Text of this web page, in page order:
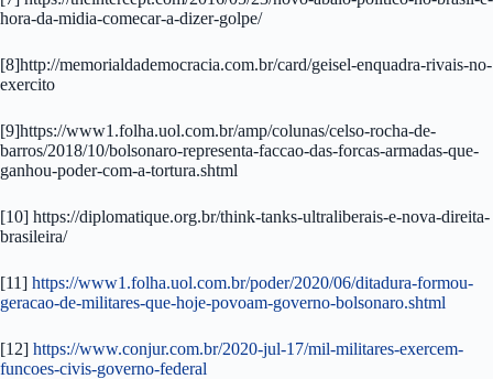
hora-da-midia-comecar-a-dizer-golpe/
[8]http://memorialdademocracia.com.br/card/geisel-enquadra-rivais-no-
exercito
[9]https://www1.folha.uol.com.br/amp/colunas/celso-rocha-de-
barros/2018/10/bolsonaro-representa-faccao-das-forcas-armadas-que-
ganhou-poder-com-a-tortura.shtml
[10] https://diplomatique.org.br/think-tanks-ultraliberais-e-nova-direita-
brasileira/
[11] https://www1.folha.uol.com.br/poder/2020/06/ditadura-formou-
geracao-de-militares-que-hoje-povoam-governo-bolsonaro.shtml
[12] https://www.conjur.com.br/2020-jul-17/mil-militares-exercem-
funcoes-civis-governo-federal